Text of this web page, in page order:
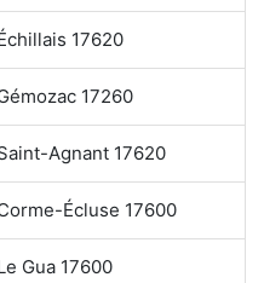
17620
17260
Agnant 17620
Écluse 17600
Gua 17600